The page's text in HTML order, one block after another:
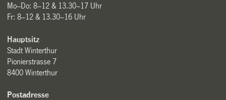
Mo–Do: 8–12 & 13.30–17 Uhr
Fr: 8–12 & 13.30–16 Uhr
Hauptsitz
Stadt Winterthur
Pionierstrasse 7
8400 Winterthur
Postadresse